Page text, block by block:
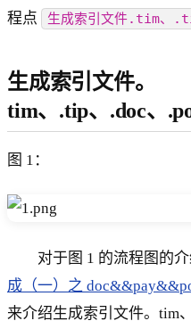
程点
生成索引文件.tim、
生成索引文件。
tim、.tip、.doc、
图 1：
对于图 1 的流程图的介
成（一）之
来介绍生成索引文件。tim